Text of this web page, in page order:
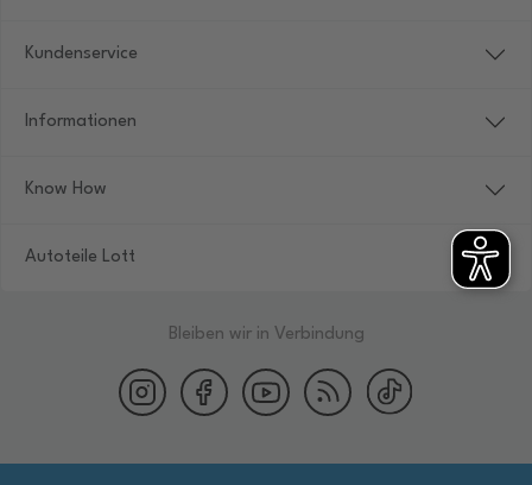
Kundenservice
Informationen
Know How
Autoteile Lott
Bleiben wir in Verbindung